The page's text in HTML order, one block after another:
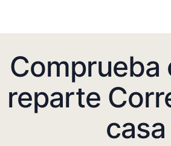
Comprueba
reparte
casa